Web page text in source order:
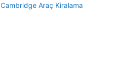
Cambridge Araç Kiralama